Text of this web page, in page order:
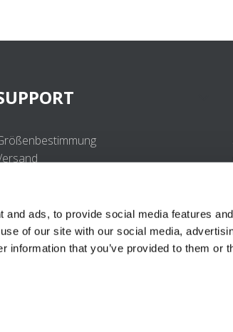
and ads, to provide social media features
of our site with our social media,
information that you’ve provided to them or
Schutzstandard
Portal Login